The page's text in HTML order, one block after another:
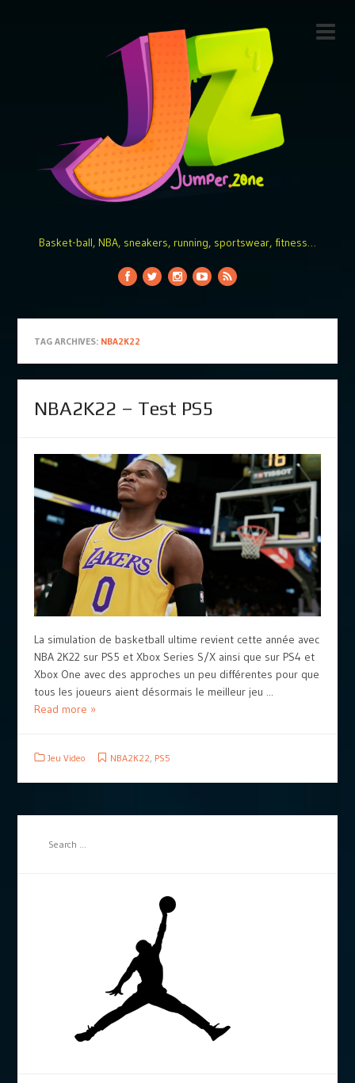
Basket-ball, NBA, sneakers, running, sportswear, fitness…
TAG ARCHIVES: NBA2K22
NBA2K22 – Test PS5
La simulation de basketball ultime revient cette année avec
NBA 2K22 sur PS5 et Xbox Series S/X ainsi que sur PS4 et
Xbox One avec des approches un peu différentes pour que
tous les joueurs aient désormais le meilleur jeu ...
Read more »
Jeu Video NBA2K22, PS5